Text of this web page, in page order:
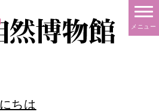
メニュー
ちは